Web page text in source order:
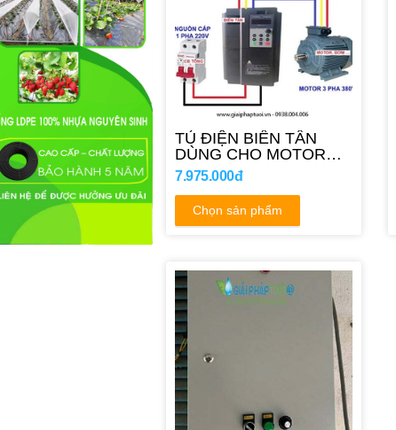
TỦ ĐIỆN BIẾN TẦN
DÙNG CHO MOTOR
5.5HP
7.975.000đ
Chọn sản phẩm